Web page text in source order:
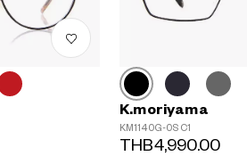
K.moriyama
KM1140G-0S C1
THB4,990.00